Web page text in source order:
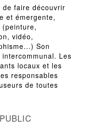
faire découvrir
et émergente,
vidéo,
Son
Les
locaux et les
responsables
de toutes